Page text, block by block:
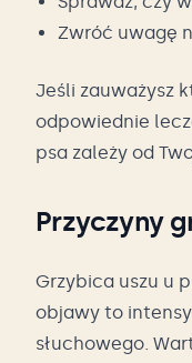
Zwróć uwagę
Jeśli zauważysz
odpowiednie
psa zależy od
Przyczyny
Grzybica uszu u
objawy to
słuchowego.